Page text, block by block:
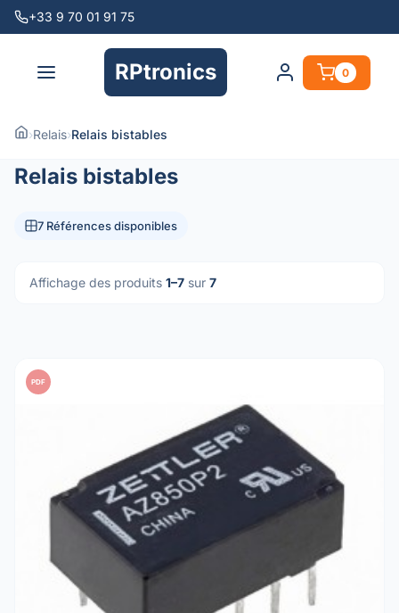
+33 9 70 01 91 75
RPtronics 0
›Relais›Relais bistables
Relais bistables
7 Références disponibles
Affichage des produits 1–7 sur 7
PDF